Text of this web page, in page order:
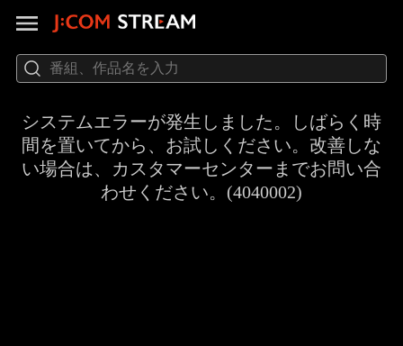
システムエラーが発生しました。しばらく時
間を置いてから、お試しください。改善しな
い場合は、カスタマーセンターまでお問い合
わせください。(4040002)